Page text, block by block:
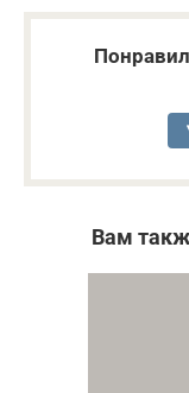
Вам